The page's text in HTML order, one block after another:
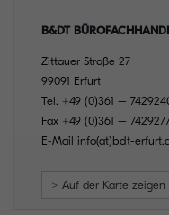
B&DT
Zittauer Straße 27
99091 Erfurt
Tel. +49 (0)361 –
Fax +49 (0)361 –
E-Mail info(at)bdt-
> Auf der Karte zeigen